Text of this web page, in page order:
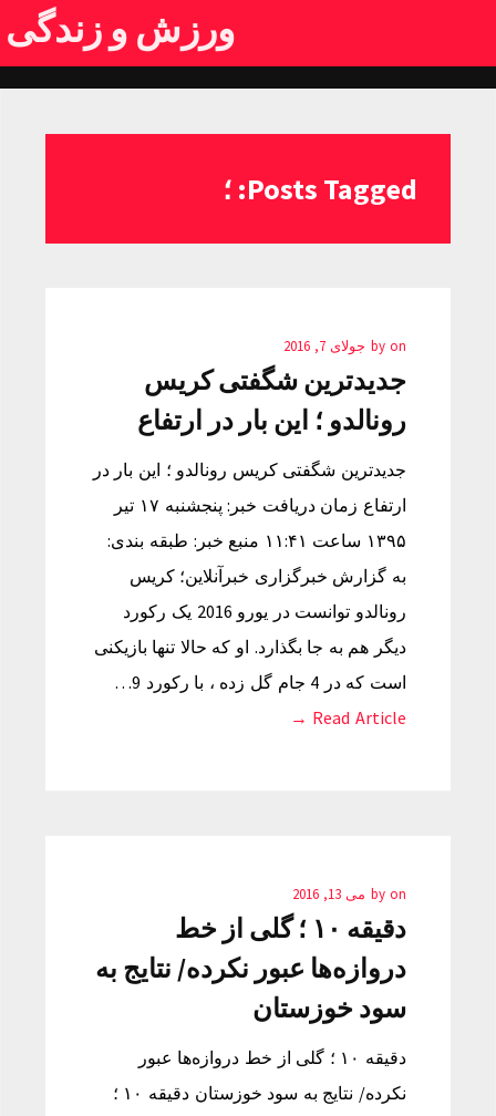
ورزش و زندگی
Posts Tagged: ؛
by on جولای 7, 2016
جدیدترین شگفتی کریس
رونالدو ؛ این بار در ارتفاع
جدیدترین شگفتی کریس رونالدو ؛ این بار در
ارتفاع زمان دریافت خبر: پنجشنبه ۱۷ تیر
۱۳۹۵ ساعت ۱۱:۴۱ منبع خبر: طبقه بندی:
به گزارش خبرگزاری خبرآنلاین؛ کریس
رونالدو توانست در یورو 2016 یک رکورد
دیگر هم به جا بگذارد. او که حالا تنها بازیکنی
است که در 4 جام گل زده ، با رکورد 9…
Read Article →
by on می 13, 2016
دقیقه ۱۰ ؛ گلی از خط
دروازه‌ها عبور نکرده/ نتایج به
سود خوزستان
دقیقه ۱۰ ؛ گلی از خط دروازه‌ها عبور
نکرده/ نتایج به سود خوزستان دقیقه ۱۰ ؛